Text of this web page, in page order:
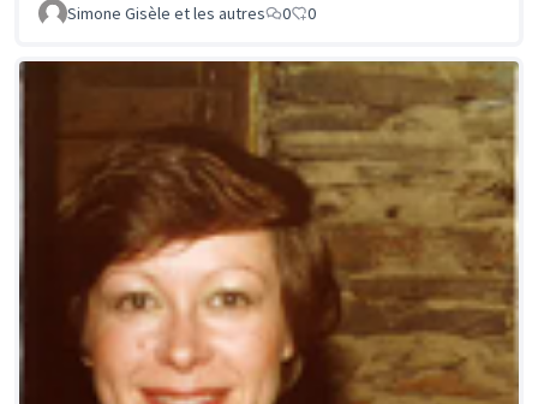
Simone Gisèle et les autres
0 0